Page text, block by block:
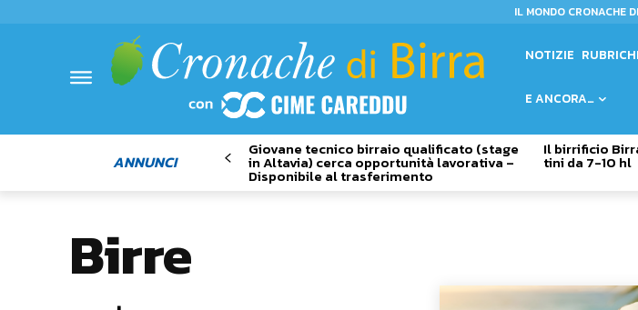
IL MONDO CRONACHE
NOTIZIE
E ANCORA…
ANNUNCI
Giovane tecnico birraio qualificato (stage
in Altavia) cerca opportunità lavorativa –
Disponibile al trasferimento
Il birrificio
tini da 7-10 hl
Birre